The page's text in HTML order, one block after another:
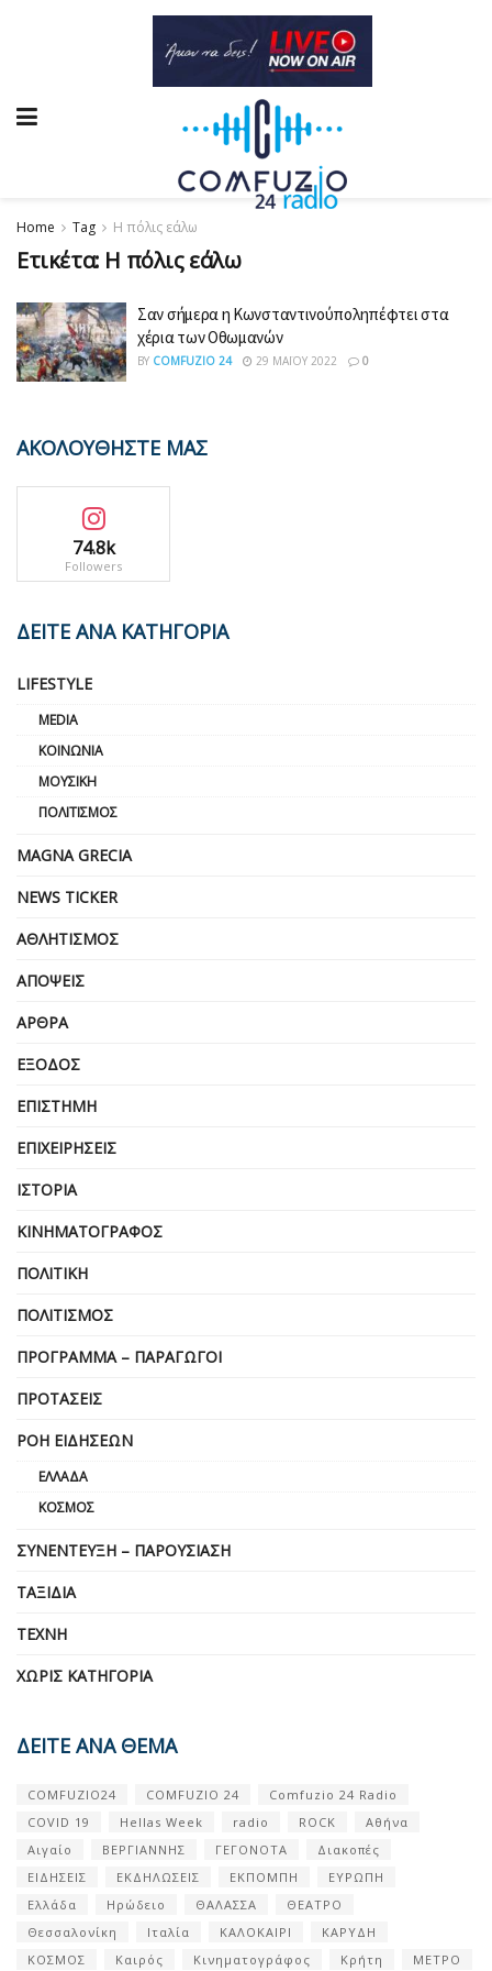
Home Tag Η πόλις εάλω
Ετικέτα: Η πόλις εάλω
Σαν σήμερα η Κωνσταντινούποληπέφτει στα
χέρια των Οθωμανών
BY COMFUZIO 24 29 ΜΑΪ́ΟΥ 2022 0
ΑΚΟΛΟΥΘΗΣΤΕ ΜΑΣ
74.8k
Followers
ΔΕΙΤΕ ΑΝΑ ΚΑΤΗΓΟΡΙΑ
LIFESTYLE
MEDIA
ΚΟΙΝΩΝΊΑ
ΜΟΥΣΙΚΉ
ΠΟΛΙΤΙΣΜΌΣ
MAGNA GRECIA
NEWS TICKER
ΑΘΛΗΤΙΣΜΌΣ
ΑΠΌΨΕΙΣ
ΆΡΘΡΑ
ΈΞΟΔΟΣ
ΕΠΙΣΤΉΜΗ
ΕΠΙΧΕΙΡΗΣΕΙΣ
ΙΣΤΟΡΊΑ
ΚΙΝΗΜΑΤΟΓΡΆΦΟΣ
ΠΟΛΙΤΙΚΉ
ΠΟΛΙΤΙΣΜΌΣ
ΠΡΌΓΡΑΜΜΑ – ΠΑΡΑΓΩΓΟΊ
ΠΡΟΤΆΣΕΙΣ
ΡΟΉ ΕΙΔΉΣΕΩΝ
ΕΛΛΆΔΑ
ΚΌΣΜΟΣ
ΣΥΝΈΝΤΕΥΞΗ – ΠΑΡΟΥΣΊΑΣΗ
ΤΑΞΊΔΙΑ
ΤΈΧΝΗ
ΧΩΡΊΣ ΚΑΤΗΓΟΡΊΑ
ΔΕΙΤΕ ΑΝΑ ΘΕΜΑ
COMFUZIO24 COMFUZIO 24
Comfuzio 24 Radio
COVID 19
Hellas Week radio ROCK
Αθήνα
Αιγαίο
ΒΕΡΓΙΑΝΝΗΣ ΓΕΓΟΝΟΤΑ
Διακοπές
ΕΙΔΗΣΕΙΣ
ΕΚΔΗΛΩΣΕΙΣ ΕΚΠΟΜΠΗ
ΕΥΡΩΠΗ
Ελλάδα
Ηρώδειο ΘΑΛΑΣΣΑ
ΘΕΑΤΡΟ
Θεσσαλονίκη
Ιταλία ΚΑΛΟΚΑΙΡΙ
ΚΑΡΥΔΗ
ΚΟΣΜΟΣ
Καιρός Κινηματογράφος Κρήτη ΜΕΤΡΟ